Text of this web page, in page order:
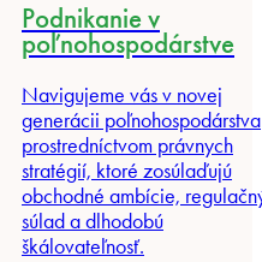
Podnikanie v
poľnohospodárstve
Navigujeme vás v novej
generácii poľnohospodárstva
prostredníctvom právnych
stratégií, ktoré zosúlaďujú
obchodné ambície,
súlad a dlhodobú
škálovateľnosť.